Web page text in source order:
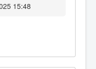
15:48